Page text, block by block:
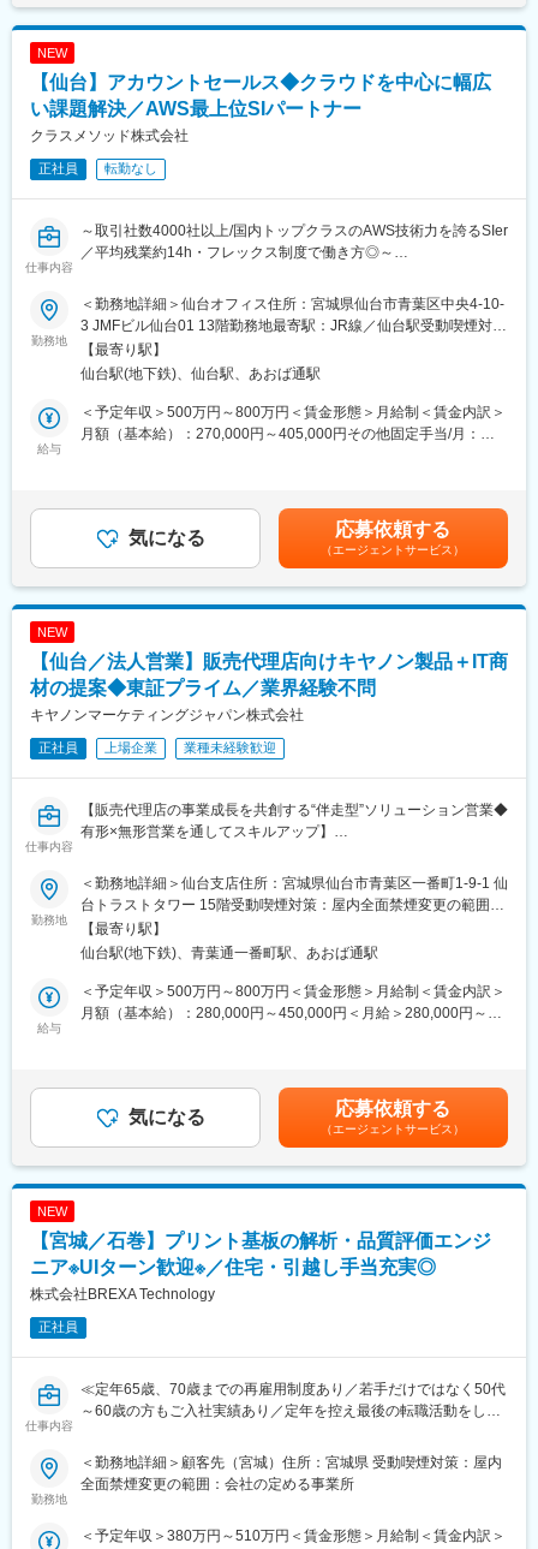
創業40年超、セイコーグループの安定基盤のもと、定着率90％以
変更の範囲：会社の定める業務
ていただきます。
・メンバー管理：
成果を出すための研修実施だけではなく、定期的にメンバーとの
面談やフィードバックを実施。メンバーの悩みを傾聴しモチベー
ションを上げるアドバイスなどのマネジメント管理も行います。
どトークの改善やFAQの作成をお任せします。成長度に合わせ
て、効率よく業務をするための仕組化、顧客企業へのレポート作
■入社後の流れ：
まずは、メンバーとして各オペレーション業務を経験していただ
きます。1ヵ月程で覚える事が可能になります。オペレーションを
覚えた後に、リーダーとして、アルバイト・派遣社員の管理等を
お任せします。
変更の範囲：会社の定める業務
NEW
【仙台】アカウントセールス◆クラウドを中心に幅広
い課題解決／AWS最上位SIパートナー
クラスメソッド株式会社
正社員 転勤なし
仕事内容
～取引社数4000社以上/国内トップクラスのAWS技術力を誇るSIer
／平均残業約14h・フレックス制度で働き方◎～
■業務内容：
クラスメソッド最大の強みであるAWS総合支援サービス「クラス
メソッドメンバーズ」の既存顧客を担当し、クラウド活用の深
化・拡大を支援するアカウントマネジメントを担っていただきま
す。
【クラスメソッドメンバーズとは】
お客様がより安く、より正しく、より深くAWSを活用するための
ュリティ/ガバナンス・クラウド活用推進等、様々なサービスを展
開しており、お客様のビジネス/IT課題に幅広く対応しておりま
す。
・アカウントプランの策定およびアカウントプランに基づく中長
期的な深耕営業
・顧客担当者 / キーマンとの強固なリレーション形成
■得られる経験
・顧客の全体最適を自ら設計し、大きな裁量と介在価値を実感で
きる
ードと市場価値を向上
・「何を売るか」だけでなく「どう売るか」の仕組み作りにも関
われる環境
■当社の特徴：
・AWS Partner Awards「SI Partner of the Year - GLOBAL」受賞
実績を持つ、世界トップクラスのAWS技術力
・AWSプレミアティアサービスパートナーをはじめ、Google
CloudプレミアパートナーやLINE Technology Partnerなど多数の
勤務地
＜勤務地詳細＞仙台オフィス住所：宮城県仙台市青葉区中央4-10-
3 JMFビル仙台01 13階勤務地最寄駅：JR線／仙台駅受動喫煙対
策：敷地内喫煙可能場所あり変更の範囲：会社の定める事業所
（リモートワーク含む）
【最寄り駅】
仙台駅(地下鉄)、仙台駅、あおば通駅
給与
＜予定年収＞500万円～800万円＜賃金形態＞月給制＜賃金内訳＞
月額（基本給）：270,000円～405,000円その他固定手当/月：
143,000円（39時間）超過分追加支給■給与改定：四半期ごと（条
件有）■賞与：年2回（6、12月）■決算賞与：年1回（7月）※年度
による賃金はあくまでも目安の金額であり、選考を通じて上下す
る可能性があります。月給(月額)は固定手当を含めた表記です。
気になる 応募依頼する
（エージェントサービス）
NEW
【仙台／法人営業】販売代理店向けキヤノン製品＋IT商
材の提案◆東証プライム／業界経験不問
キヤノンマーケティングジャパン株式会社
正社員 上場企業 業種未経験歓迎
仕事内容
【販売代理店の事業成長を共創する“伴走型”ソリューション営業◆
有形×無形営業を通してスキルアップ】
■概要
当社と既にお取引のある販売代理店向けの営業担当として、新規
ソリューション提案および既存ソリューションの拡販支援をご担
当いただきます。
担当商材は、各種キヤノン製品に加えクラウドサービス、ITセキ
ュリティ、ネットワークカメラなども顧客ニーズに応じて扱いま
す。
販売代理店の事業成長をミッションとしているため、営業同行や
■業務内容
各販売代理店の経営課題や事業課題に寄り添い、戦略設計や拡販
支援を担っていただくことを期待しています。
・代理店の販売力、製品知識などの教育、商材プロモーション
■働く環境
週2回（水・金）のノー残業デーや計画休暇を活用することで仕事
・リモートワーク：利用可能
・宿泊を伴う出張：月に1回程度※頻度は担当顧客に依ります
■当社について
世界で幅広い事業を展開するキヤノングループ。 キヤノングルー
会社を設置。 その中の「日本」を舞台にキヤノン製品および関連
勤務地
＜勤務地詳細＞仙台支店住所：宮城県仙台市青葉区一番町1-9-1 仙
台トラストタワー 15階受動喫煙対策：屋内全面禁煙変更の範囲：
会社の定める事業所（リモートワーク含む）
【最寄り駅】
仙台駅(地下鉄)、青葉通一番町駅、あおば通駅
給与
＜予定年収＞500万円～800万円＜賃金形態＞月給制＜賃金内訳＞
月額（基本給）：280,000円～450,000円＜月給＞280,000円～
目安の金額であり、選考を通じて上下する可能性があります。月
給(月額)は固定手当を含めた表記です。
気になる 応募依頼する
（エージェントサービス）
NEW
【宮城／石巻】プリント基板の解析・品質評価エンジ
ニア※UIターン歓迎※／住宅・引越し手当充実◎
株式会社BREXA Technology
正社員
仕事内容
≪定年65歳、70歳までの再雇用制度あり／若手だけではなく50代
～60歳の方もご入社実績あり／定年を控え最後の転職活動をした
歓迎≫
■業務内容：
いただきます。各種評価試験の実施だけでなく、試験結果の集
勤務地
＜勤務地詳細＞顧客先（宮城）住所：宮城県 受動喫煙対策：屋内
全面禁煙変更の範囲：会社の定める事業所
＜予定年収＞380万円～510万円＜賃金形態＞月給制＜賃金内訳＞